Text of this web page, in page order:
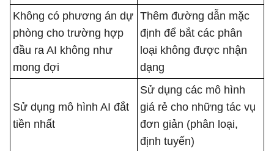
Không có phương án dự
phòng cho trường hợp
đầu ra AI không như
mong đợi
Thêm đường dẫn mặc
định để bắt các phân
loại không được nhận
dạng
Sử dụng mô hình AI đắt
tiền nhất
Sử dụng các mô hình
giá rẻ cho những tác vụ
đơn giản (phân loại,
định tuyến)